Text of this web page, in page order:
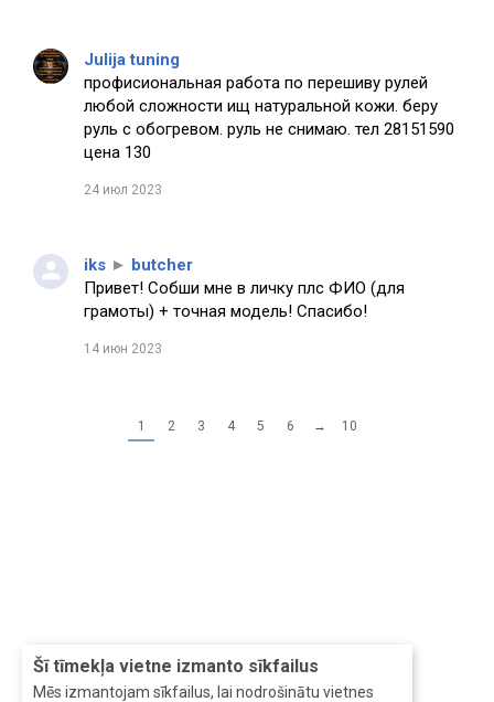
Šī tīmekļa vietne izmanto sīkfailus
Mēs izmantojam sīkfailus, lai nodrošinātu vietnes
Julija tuning
профисиональная работа по перешиву рулей
любой сложности ищ натуральной кожи. беру
руль с обогревом. руль не снимаю. тел 28151590
цена 130
24 июл 2023
iks ► butcher
Привет! Собши мне в личку плс ФИО (для
грамоты) + точная модель! Спасибо!
14 июн 2023
1 2 3 4 5 6 → 10